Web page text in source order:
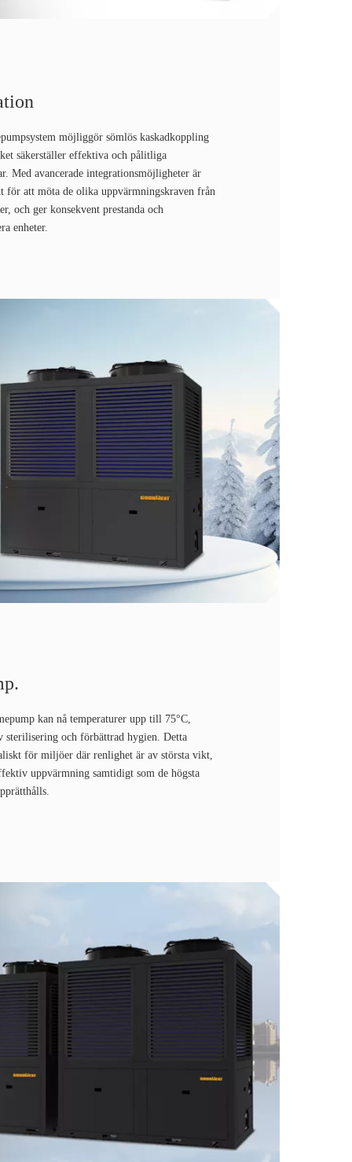
möjliggör sömlös kaskadkoppling
säkerställer effektiva och pålitliga
Med avancerade integrationsmöjligheter är
för att möta de olika uppvärmningskraven från
och ger konsekvent prestanda och
enheter.
kan nå temperaturer upp till 75°C,
sterilisering och förbättrad hygien. Detta
för miljöer där renlighet är av största vikt,
uppvärmning samtidigt som de högsta